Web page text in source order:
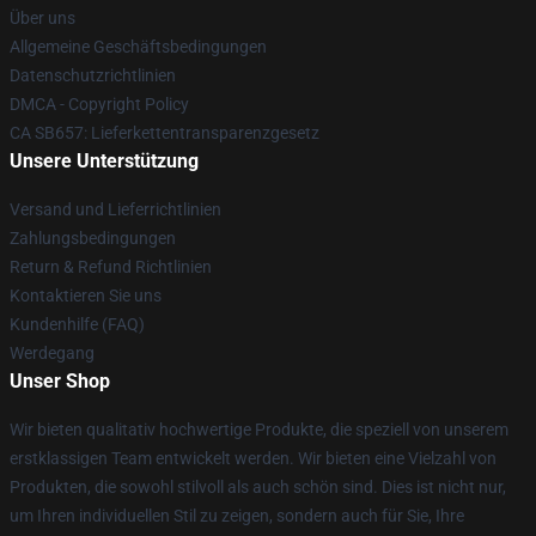
Über uns
Allgemeine Geschäftsbedingungen
Datenschutzrichtlinien
DMCA - Copyright Policy
CA SB657: Lieferkettentransparenzgesetz
Unsere Unterstützung
Versand und Lieferrichtlinien
Zahlungsbedingungen
Return & Refund Richtlinien
Kontaktieren Sie uns
Kundenhilfe (FAQ)
Werdegang
Unser Shop
Wir bieten qualitativ hochwertige Produkte, die speziell von unserem
erstklassigen Team entwickelt werden. Wir bieten eine Vielzahl von
Produkten, die sowohl stilvoll als auch schön sind. Dies ist nicht nur,
um Ihren individuellen Stil zu zeigen, sondern auch für Sie, Ihre